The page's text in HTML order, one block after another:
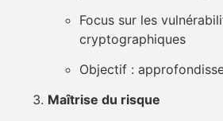
Focus sur les
cryptographiques
Objectif :
Maîtrise du risque